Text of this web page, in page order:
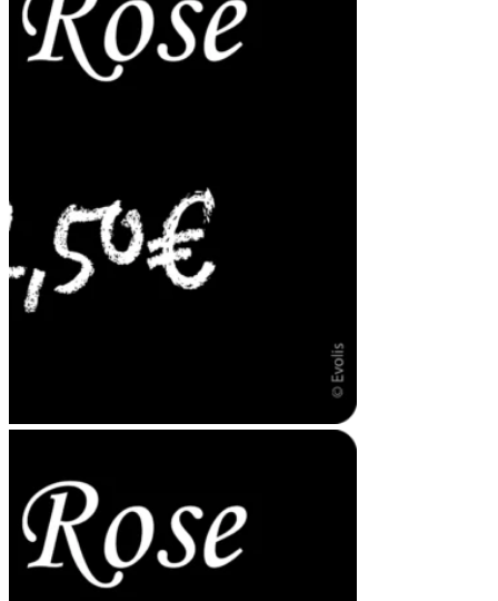
MEIN PREISSCHILD ERHALTEN